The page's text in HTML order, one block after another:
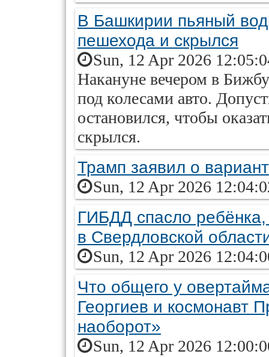
В Башкирии пьяный
пешехода и скрылся
Sun, 12 Apr 2026
Накануне вечером в
под колесами авто.
остановился, чтобы
скрылся.
Трамп заявил о
Sun, 12 Apr 2026
ГИБДД спасло
в Свердловской
Sun, 12 Apr 2026
Что общего у
Георгиев и космонавт
наоборот»
Sun, 12 Apr 2026